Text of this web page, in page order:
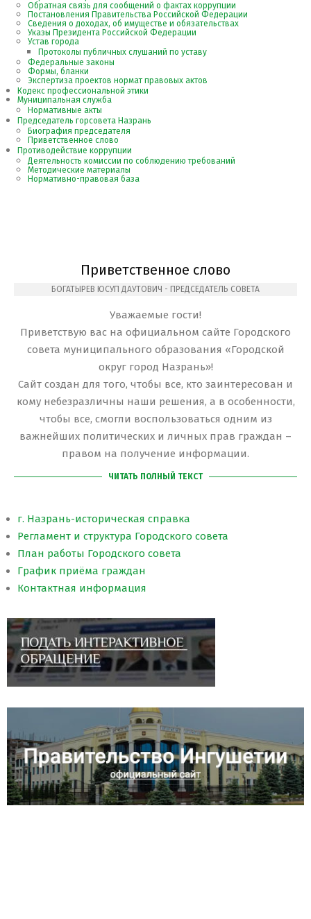
Обратная связь для сообщений о фактах коррупции
Постановления Правительства Российской Федерации
Сведения о доходах, об имуществе и обязательствах
Указы Президента Российской Федерации
Устав города
Протоколы публичных слушаний по уставу
Федеральные законы
Формы, бланки
Экспертиза проектов нормат правовых актов
Кодекс профессиональной этики
Муниципальная служба
Нормативные акты
Председатель горсовета Назрань
Биография председателя
Приветственное слово
Противодействие коррупции
Деятельность комиссии по соблюдению требований
Методические материалы
Нормативно-правовая база
Приветственное слово
БОГАТЫРЕВ ЮСУП ДАУТОВИЧ - ПРЕДСЕДАТЕЛЬ СОВЕТА
Уважаемые гости!
Приветствую вас на официальном сайте Городского
совета муниципального образования «Городской
округ город Назрань»!
Сайт создан для того, чтобы все, кто заинтересован и
кому небезразличны наши решения, а в особенности,
чтобы все, смогли воспользоваться одним из
важнейших политических и личных прав граждан –
правом на получение информации.
ЧИТАТЬ ПОЛНЫЙ ТЕКСТ
г. Назрань-историческая справка
Регламент и структура Городского совета
План работы Городского совета
График приёма граждан
Контактная информация